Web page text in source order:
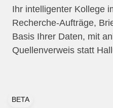
Ihr intelligenter Kollege
Recherche-Aufträge,
Basis Ihrer Daten, mit
Quellenverweis statt
BETA